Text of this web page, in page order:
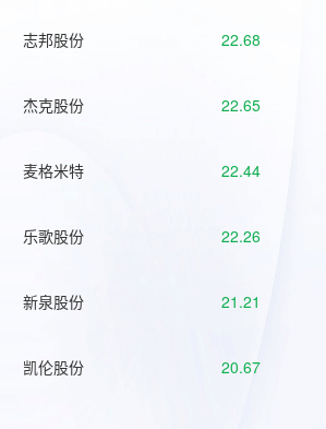
志邦股份 22.68
杰克股份 22.65
麦格米特 22.44
乐歌股份 22.26
新泉股份 21.21
凯伦股份 20.67